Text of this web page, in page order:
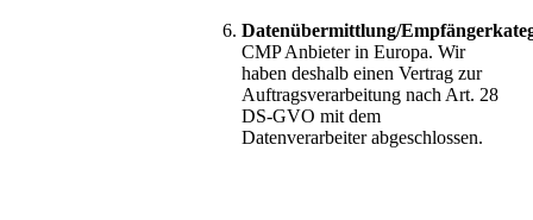
Datenübermittlung/
CMP Anbieter in Europa. Wir
haben deshalb einen Vertrag zur
Auftragsverarbeitung nach Art. 28
DS-GVO mit dem
Datenverarbeiter abgeschlossen.